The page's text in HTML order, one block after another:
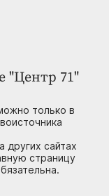
"Центр 71"
только в
других сайтах
страницу